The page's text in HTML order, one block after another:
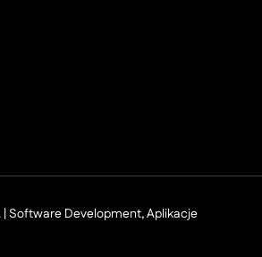
| Software Development, Aplikacje